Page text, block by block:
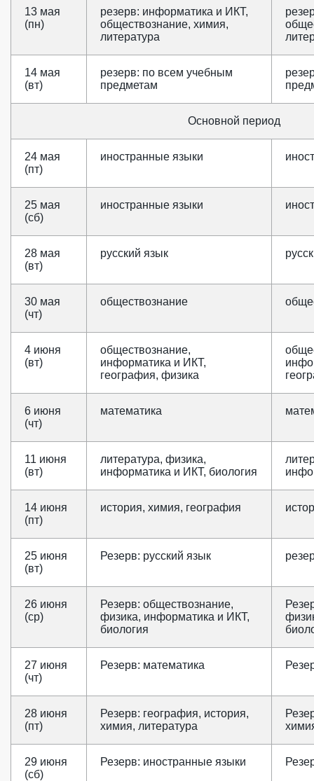
13 мая
(пн)
резерв: информатика и ИКТ,
обществознание, химия,
литература
14 мая
(вт)
резерв: по всем учебным
предметам
Основной период
24 мая
(пт)
иностранные языки
25 мая
(сб)
иностранные языки
28 мая
(вт)
русский язык
30 мая
(чт)
обществознание
4 июня
(вт)
обществознание,
информатика и ИКТ,
география, физика
6 июня
(чт)
математика
11 июня
(вт)
литература, физика,
информатика и ИКТ, биология
14 июня
(пт)
история, химия, география
25 июня
(вт)
Резерв: русский язык
26 июня
(ср)
Резерв: обществознание,
физика, информатика и ИКТ,
биология
27 июня
(чт)
Резерв: математика
28 июня
(пт)
Резерв: география, история,
химия, литература
29 июня
(сб)
Резерв: иностранные языки